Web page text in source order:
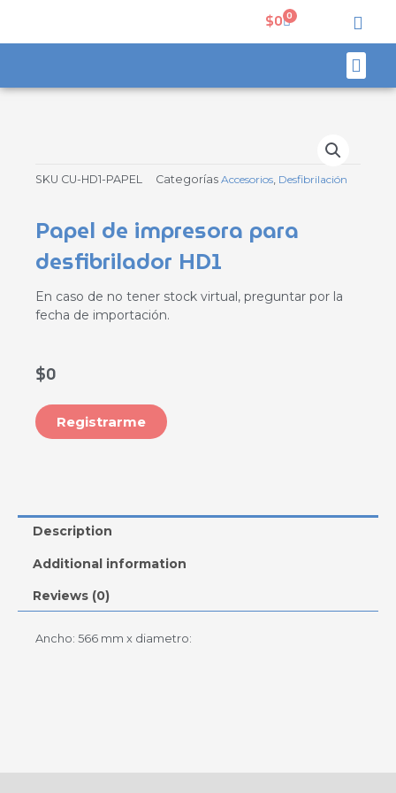
contenido
$0 0Carrito
SKU CU-HD1-PAPEL Categorías Accesorios Desfibrilación
Papel de impresora para
desfibrilador HD1
En caso de no tener stock virtual, preguntar por la
fecha de importación.
$0
Registrarme
Description
Additional information
Reviews (0)
Ancho: 566 mm x diametro: